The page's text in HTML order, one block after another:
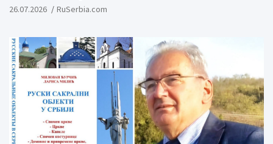
26.07.2026 RuSerbia.com